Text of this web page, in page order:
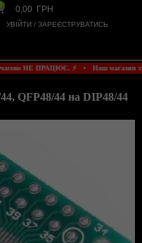
0,00 ГРН
УВІЙТИ / ЗАРЕЄСТРУВАТИСЬ
НЕ ПРАЦЮЄ. ⚡ • Наш
QFP48/44 на DIP48/44